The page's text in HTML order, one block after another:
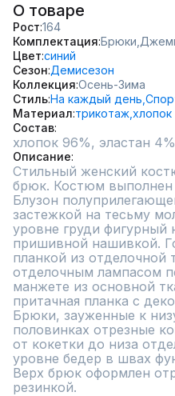
О товаре
Рост 164
Комплектация Брюки,
Цвет синий
Сезон Демисезон
Коллекция Осень-Зима
СтильНа каждый день,
Материал трикотаж, хлопок
Состав
хлопок 96%, эластан 4%
Описание
Стильный женский
брюк. Костюм выполнен
Блузон
застежкой на тесьму
уровне груди фигурный
пришивной нашивкой.
планкой из отделочной
отделочным лампасом
манжете из основной
притачная планка с
Брюки, зауженные к
половинках отрезные
от кокетки до низа
уровне бедер в швах
Верх брюк оформлен
резинкой.